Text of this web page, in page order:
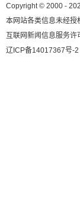
Copyright © 2000 -
本网站各类信息未经
互联网新闻信息服务
辽ICP备14017367号-2